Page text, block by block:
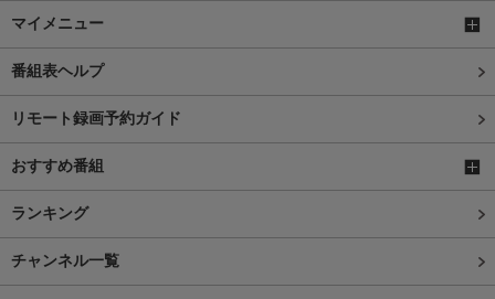
マイメニュー
番組表ヘルプ
リモート録画予約ガイド
おすすめ番組
ランキング
チャンネル一覧